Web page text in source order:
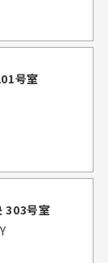
号室
303号室